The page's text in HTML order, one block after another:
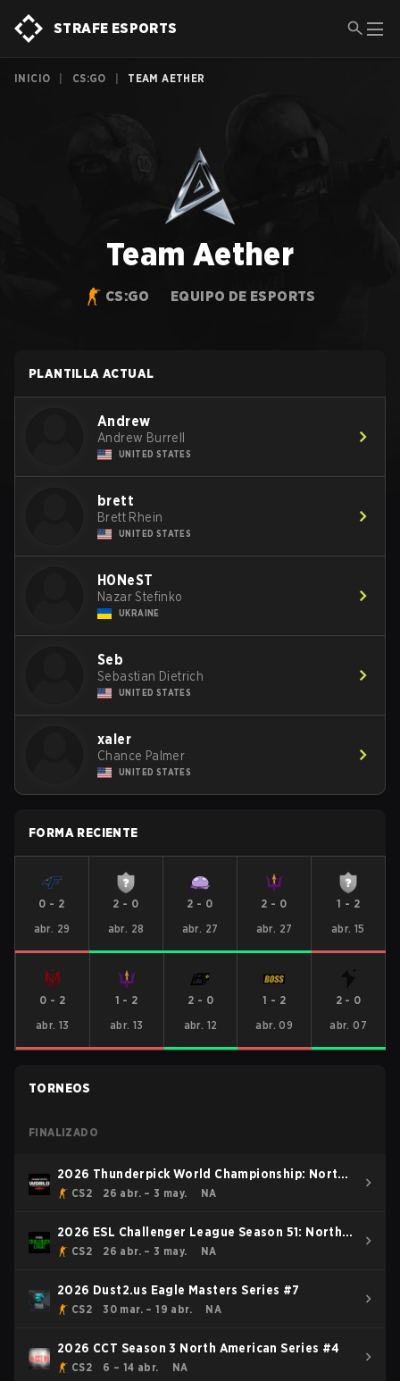
STRAFE ESPORTS
INICIO CS:GO TEAM AETHER
Team Aether
CS:GO EQUIPO DE ESPORTS
PLANTILLA ACTUAL
Andrew
Andrew Burrell
UNITED STATES
brett
Brett Rhein
UNITED STATES
H0NeST
Nazar Stefinko
UKRAINE
Seb
Sebastian Dietrich
UNITED STATES
xaler
Chance Palmer
UNITED STATES
FORMA RECIENTE
0 - 2
abr. 29
2 - 0
abr. 28
2 - 0
abr. 27
2 - 0
abr. 27
1 - 2
abr. 15
0 - 2
abr. 13
1 - 2
abr. 13
2 - 0
abr. 12
1 - 2
abr. 09
2- 0
abr. 07
TORNEOS
FINALIZADO
2026 Thunderpick World Championship: North
American Series
CS2 26 abr. – 3 may. NA
2026 ESL Challenger League Season 51: North
America - Cup #4
CS2 26 abr. – 3 may. NA
2026 Dust2.us Eagle Masters Series #7
CS2 30 mar. – 19 abr. NA
2026 CCT Season 3 North American Series #4
CS2 6 – 14 abr. NA